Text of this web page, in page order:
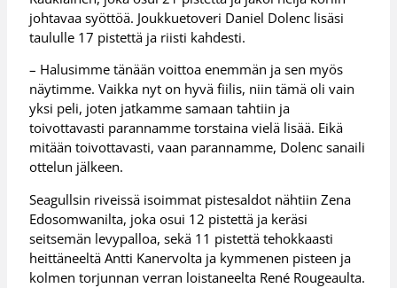
johtavaa syöttöä. Joukkuetoveri Daniel Dolenc lisäsi
taululle 17 pistettä ja riisti kahdesti.
– Halusimme tänään voittoa enemmän ja sen myös
näytimme. Vaikka nyt on hyvä fiilis, niin tämä oli vain
yksi peli, joten jatkamme samaan tahtiin ja
toivottavasti parannamme torstaina vielä lisää. Eikä
mitään toivottavasti, vaan parannamme, Dolenc sanaili
ottelun jälkeen.
Seagullsin riveissä isoimmat pistesaldot nähtiin Zena
Edosomwanilta, joka osui 12 pistettä ja keräsi
seitsemän levypalloa, sekä 11 pistettä tehokkaasti
heittäneeltä Antti Kanervolta ja kymmenen pisteen ja
kolmen torjunnan verran loistaneelta René Rougeaulta.